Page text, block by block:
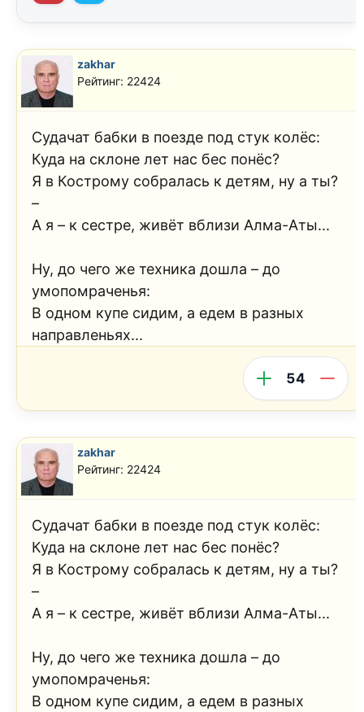
zakhar
Рейтинг: 22424
Судачат бабки в поезде под стук колёс:
Куда на склоне лет нас бес понёс?
Я в Кострому собралась к детям, ну а ты?
–
А я – к сестре, живёт вблизи Алма-Аты...
Ну, до чего же техника дошла – до
умопомраченья:
В одном купе сидим, а едем в разных
направленьях...
54
zakhar
Рейтинг: 22424
Судачат бабки в поезде под стук колёс:
Куда на склоне лет нас бес понёс?
Я в Кострому собралась к детям, ну а ты?
–
А я – к сестре, живёт вблизи Алма-Аты...
Ну, до чего же техника дошла – до
умопомраченья:
В одном купе сидим, а едем в разных